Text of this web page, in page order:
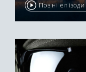
Повні епізоди